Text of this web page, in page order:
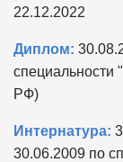
22.12.2022
Диплом:
РФ)
Интернатура:
30.06.2009 по